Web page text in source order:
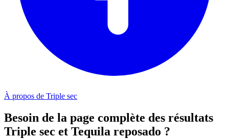
À propos de Triple sec
Besoin de la page complète des résultats
Triple sec et Tequila reposado ?